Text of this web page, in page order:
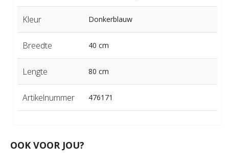
Kleur Donkerblauw
Breedte 40 cm
Lengte 80 cm
Artikelnummer 476171
OOK VOOR JOU?